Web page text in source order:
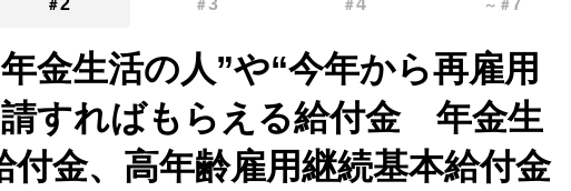
＃2 ＃3 ＃4 ～ ＃7
金生活の人”や“今年から再雇用
すればもらえる給付金 年金生
付金、高年齢雇用継続基本給付金